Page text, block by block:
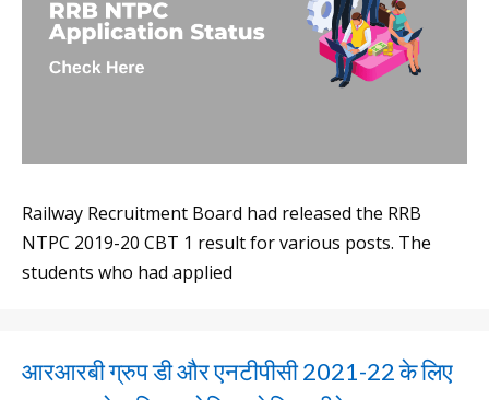
Railway Recruitment Board had released the RRB
NTPC 2019-20 CBT 1 result for various posts. The
students who had applied
आरआरबी ग्रुप डी और एनटीपीसी 2021-22 के लिए